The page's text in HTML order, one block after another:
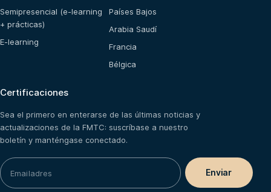
Semipresencial (e-learning
+ prácticas)
E-learning
Países Bajos
Arabia Saudí
Francia
Bélgica
Certificaciones
Sea el primero en enterarse de las últimas noticias y
actualizaciones de la FMTC: suscríbase a nuestro
boletín y manténgase conectado.